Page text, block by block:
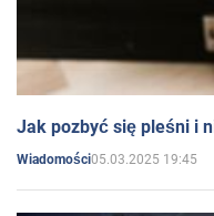
Jak pozbyć się pleśni i
Wiadomości05.03.2025 19:45